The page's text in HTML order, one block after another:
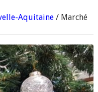
Aquitaine / Marché